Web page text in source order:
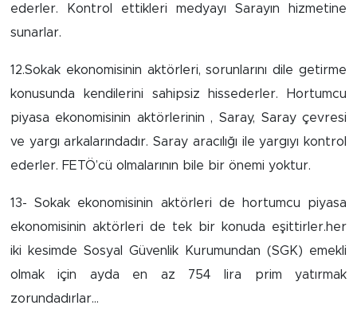
ederler. Kontrol ettikleri medyayı Sarayın hizmetine
sunarlar.
12.Sokak ekonomisinin aktörleri, sorunlarını dile getirme
konusunda kendilerini sahipsiz hissederler. Hortumcu
piyasa ekonomisinin aktörlerinin , Saray, Saray çevresi
ve yargı arkalarındadır. Saray aracılığı ile yargıyı kontrol
ederler. FETÖ’cü olmalarının bile bir önemi yoktur.
13- Sokak ekonomisinin aktörleri de hortumcu piyasa
ekonomisinin aktörleri de tek bir konuda eşittirler.her
iki kesimde Sosyal Güvenlik Kurumundan (SGK) emekli
olmak için ayda en az 754 lira prim yatırmak
zorundadırlar…